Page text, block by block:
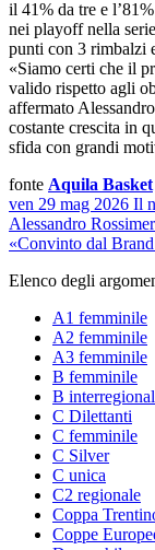
il 41% da tre e
nei playoff nella
punti con 3 rimbalzi
«Siamo certi che il
valido rispetto agli
affermato
costante crescita in
sfida con grandi
fonte Aquila Basket
ven 29 mag 2026 Il
Alessandro Rossi
«Convinto dal
Elenco degli
A1 femminile
A2 femminile
A3 femminile
B femminile
B
C Dilettanti
C femminile
C Silver
C unica
C2 regionale
Coppa
Coppe